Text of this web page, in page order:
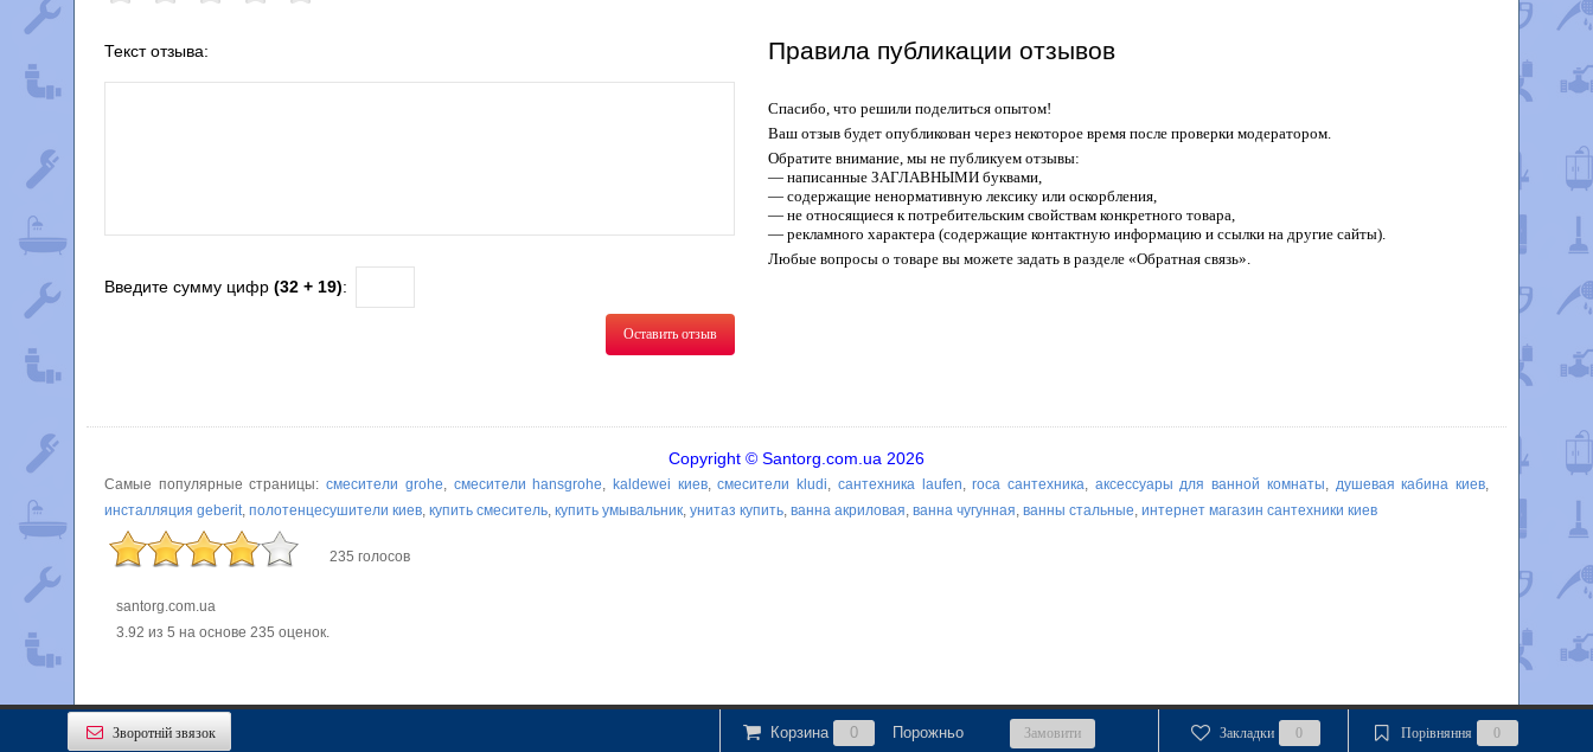
Текст отзыва:
Введите сумму цифр (32 + 19):
Оставить отзыв
Правила публикации отзывов
Спасибо, что решили поделиться опытом!
Ваш отзыв будет опубликован через некоторое время после проверки модератором.
Обратите внимание, мы не публикуем отзывы:
— написанные ЗАГЛАВНЫМИ буквами,
— содержащие ненормативную лексику или оскорбления,
— не относящиеся к потребительским свойствам конкретного товара,
— рекламного характера (содержащие контактную информацию и ссылки на другие сайты).
Любые вопросы о товаре вы можете задать в разделе «Обратная связь».
Copyright © Santorg.com.ua 2026
Самые популярные страницы:смесители grohe, смесители hansgrohe, kaldewei киев,смесители kludi, сантехника laufen,roca сантехника, аксессуары для ванной комнаты, душевая кабина киев,
инсталляция geberit, полотенцесушители киев, купить смеситель, купить умывальник, унитаз купить, ванна акриловая, ванна чугунная, ванны стальные, интернет магазин сантехники киев
235 голосов
santorg.com.ua
3.92 из 5 на основе 235 оценок.
Зворотній звязок Порівняння 0
Закладки 0
Корзина 0 Порожньо Замовити